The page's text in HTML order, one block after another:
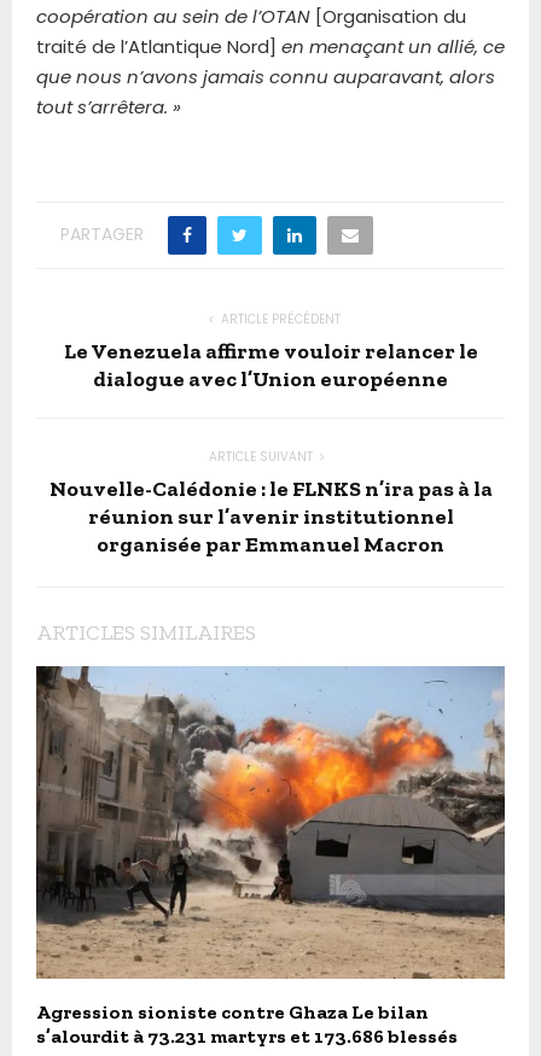
coopération au sein de l’OTAN [Organisation du
traité de l’Atlantique Nord] en menaçant un allié, ce
que nous n’avons jamais connu auparavant, alors
tout s’arrêtera. »
PARTAGER
ARTICLE PRÉCÉDENT
Le Venezuela affirme vouloir relancer le
dialogue avec l’Union européenne
ARTICLE SUIVANT
Nouvelle-Calédonie : le FLNKS n’ira pas à la
réunion sur l’avenir institutionnel
organisée par Emmanuel Macron
ARTICLES SIMILAIRES
Agression sioniste contre Ghaza Le bilan
s’alourdit à 73.231 martyrs et 173.686 blessés